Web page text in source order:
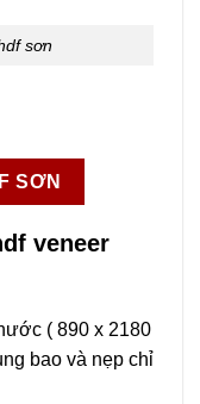
sơn
SƠN
veneer
( 890 x 2180
bao và nẹp chỉ